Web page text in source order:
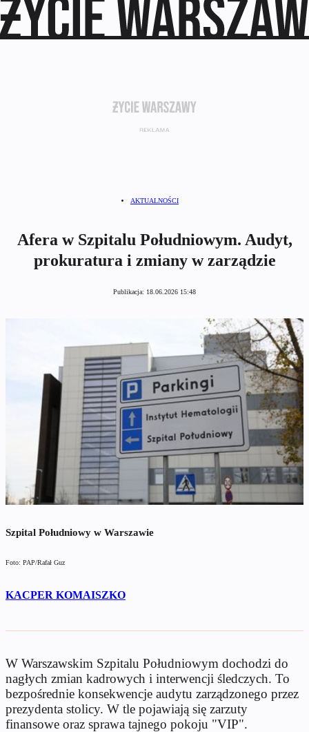
AKTUALNOŚCI
Afera w Szpitalu Południowym. Audyt,
prokuratura i zmiany w zarządzie
Publikacja: 18.06.2026 15:48
Szpital Południowy w Warszawie
Foto: PAP/Rafał Guz
KACPER KOMAISZKO
W Warszawskim Szpitalu Południowym dochodzi do
nagłych zmian kadrowych i interwencji śledczych. To
bezpośrednie konsekwencje audytu zarządzonego przez
prezydenta stolicy. W tle pojawiają się zarzuty
finansowe oraz sprawa tajnego pokoju "VIP".